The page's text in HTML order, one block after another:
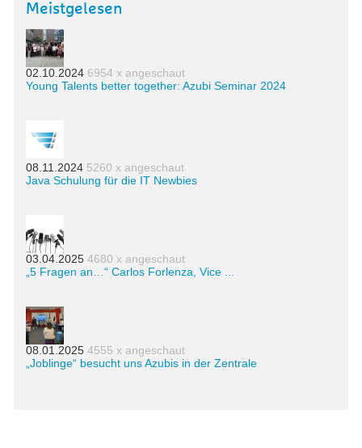
Meistgelesen
02.10.2024 6954 x angeschaut
Young Talents better together: Azubi Seminar 2024
08.11.2024 5260 x angeschaut
Java Schulung für die IT Newbies
03.04.2025 4680 x angeschaut
„5 Fragen an…“ Carlos Forlenza, Vice ...
08.01.2025 4555 x angeschaut
„Joblinge“ besucht uns Azubis in der Zentrale